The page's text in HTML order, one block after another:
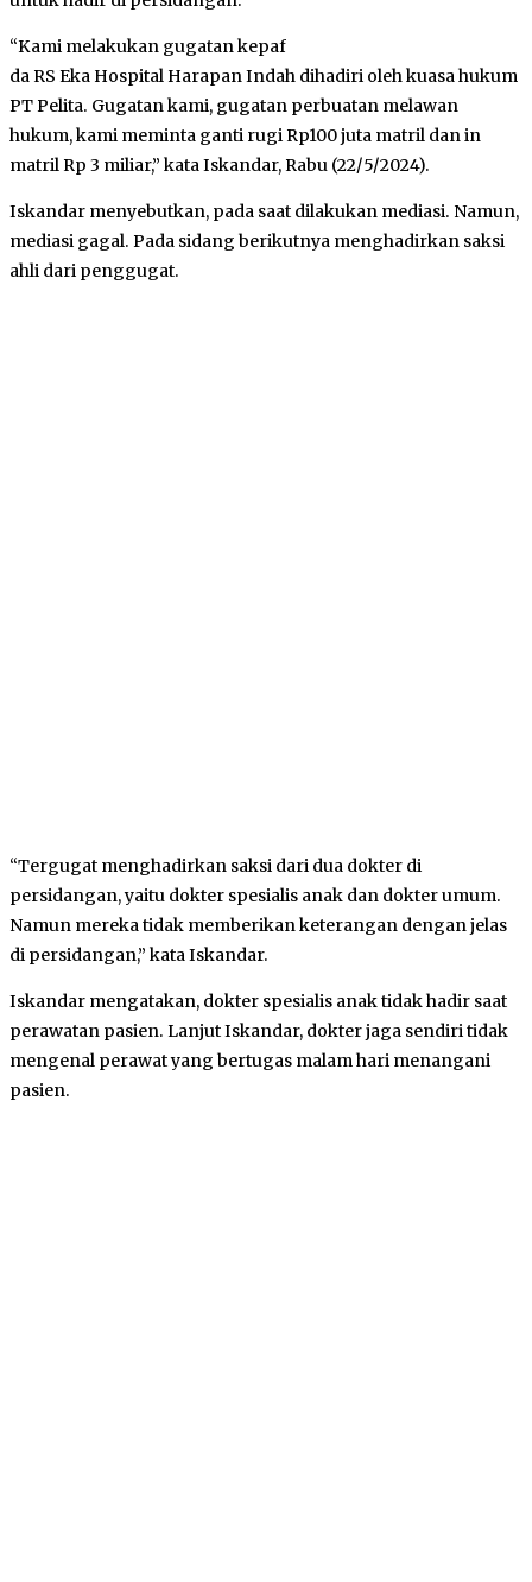
“Kami melakukan gugatan kepaf
da RS Eka Hospital Harapan Indah dihadiri oleh kuasa hukum
PT Pelita. Gugatan kami, gugatan perbuatan melawan
hukum, kami meminta ganti rugi Rp100 juta matril dan in
matril Rp 3 miliar,” kata Iskandar, Rabu (22/5/2024).
Iskandar menyebutkan, pada saat dilakukan mediasi. Namun,
mediasi gagal. Pada sidang berikutnya menghadirkan saksi
ahli dari penggugat.
“Tergugat menghadirkan saksi dari dua dokter di
persidangan, yaitu dokter spesialis anak dan dokter umum.
Namun mereka tidak memberikan keterangan dengan jelas
di persidangan,” kata Iskandar.
Iskandar mengatakan, dokter spesialis anak tidak hadir saat
perawatan pasien. Lanjut Iskandar, dokter jaga sendiri tidak
mengenal perawat yang bertugas malam hari menangani
pasien.